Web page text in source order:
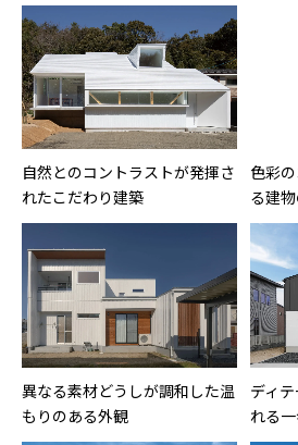
自然とのコントラストが発揮さ
れたこだわり建築
色彩
る建
異なる素材どうしが調和した温
もりのある外観
ディ
れる